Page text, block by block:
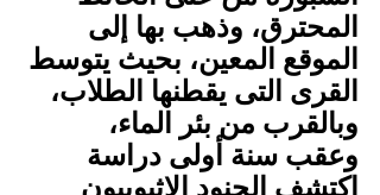
المحترق، وذهب بها إلى
الموقع المعين، بحيث يتوسط
القرى التى يقطنها الطلاب،
وبالقرب من بئر الماء،
وعقب سنة أولى دراسة
اكتشف الجنود الإثيوبيون